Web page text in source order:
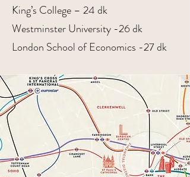
King’s College – 24 dk
Westminster University -26 dk
London School of Economics -27 dk